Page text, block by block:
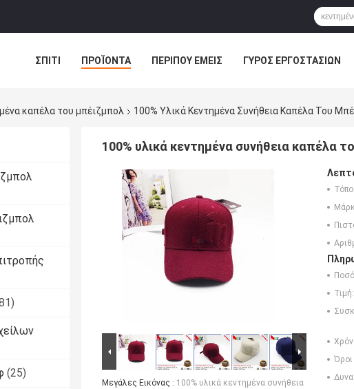
ΣΠΊΤΙ ΠΡΟΪΌΝΤΑ ΠΕΡΊΠΟΥ ΕΜΕΊΣ ΓΎΡΟΣ ΕΡΓΟΣΤΑΣΊΩΝ
καπέλα του μπέιζμπολ 100% Υλικά Κεντημένα Συνήθεια Καπέλα Του
(25)
100% υλικά κεντημένα συνήθεια καπέλα
Μεγάλες Εικόνας : 100% υλικά κεντημένα συνήθεια
Τιμή: